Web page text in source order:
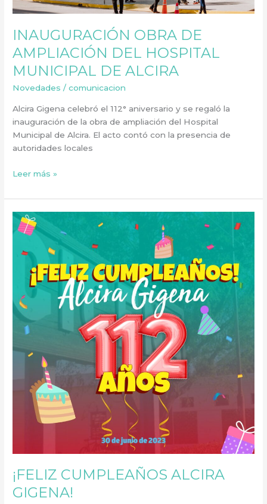
INAUGURACIÓN OBRA DE
AMPLIACIÓN DEL HOSPITAL
MUNICIPAL DE ALCIRA
Novedades /comunicacion
Alcira Gigena celebró el 112° aniversario y se regaló la
inauguración de la obra de ampliación del Hospital
Municipal de Alcira. El acto contó con la presencia de
autoridades locales
Leer más »
¡FELIZ CUMPLEAÑOS ALCIRA
GIGENA!
¡FELIZ
CUMPLEAÑOS
GIGENA!